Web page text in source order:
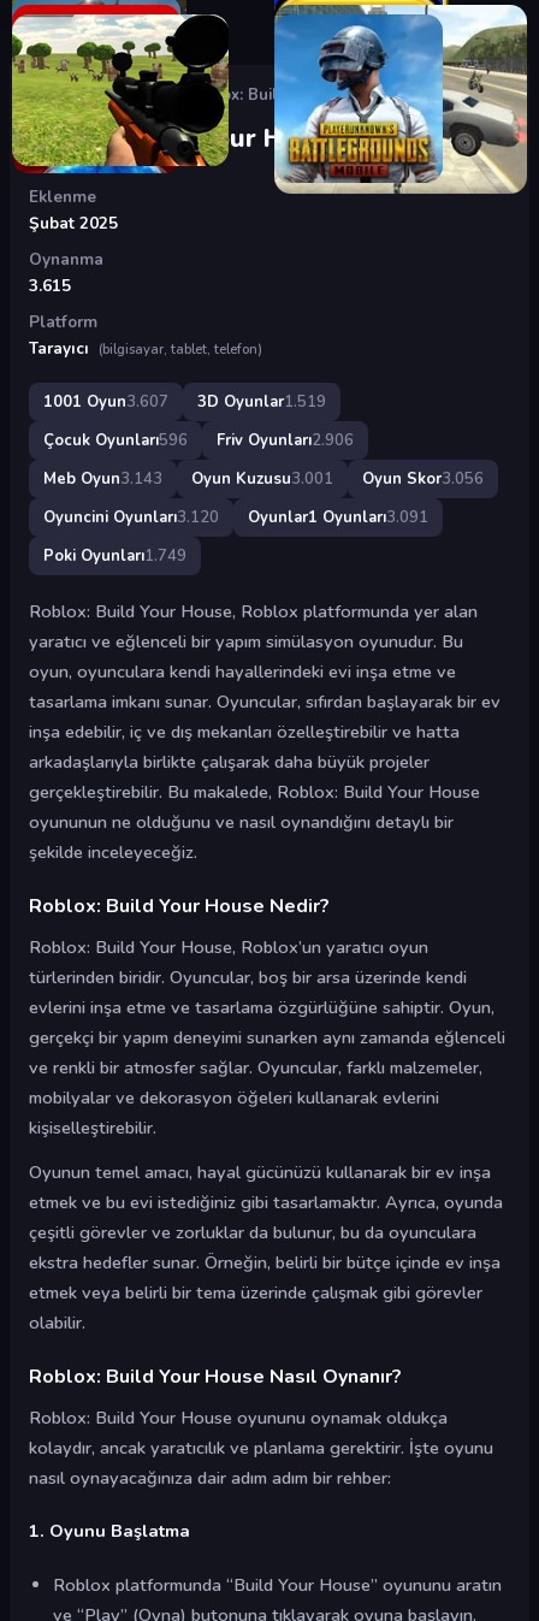
Oyunlar›3D Oyunlar Roblox: Build Your House
Roblox: Build Your House
Eklenme
Şubat 2025
Oynanma
3.615
Platform
Tarayıcı
(bilgisayar, tablet, telefon)
1001 Oyun3.607 3D Oyunlar1.519
Çocuk Oyunları596 Friv Oyunları2.906
Meb Oyun3.143 Oyun Kuzusu3.001 Oyun Skor3.056
Oyuncini Oyunları3.120 Oyunlar1 Oyunları3.091
Poki Oyunları1.749
Roblox: Build Your House, Roblox platformunda yer alan
yaratıcı ve eğlenceli bir yapım simülasyon oyunudur. Bu
oyun, oyunculara kendi hayallerindeki evi inşa etme ve
tasarlama imkanı sunar. Oyuncular, sıfırdan başlayarak bir ev
inşa edebilir, iç ve dış mekanları özelleştirebilir ve hatta
arkadaşlarıyla birlikte çalışarak daha büyük projeler
gerçekleştirebilir. Bu makalede, Roblox: Build Your House
oyununun ne olduğunu ve nasıl oynandığını detaylı bir
şekilde inceleyeceğiz.
Roblox: Build Your House Nedir?
Roblox: Build Your House, Roblox’un yaratıcı oyun
türlerinden biridir. Oyuncular, boş bir arsa üzerinde kendi
evlerini inşa etme ve tasarlama özgürlüğüne sahiptir. Oyun,
gerçekçi bir yapım deneyimi sunarken aynı zamanda eğlenceli
ve renkli bir atmosfer sağlar. Oyuncular, farklı malzemeler,
mobilyalar ve dekorasyon öğeleri kullanarak evlerini
kişiselleştirebilir.
Oyunun temel amacı, hayal gücünüzü kullanarak bir ev inşa
etmek ve bu evi istediğiniz gibi tasarlamaktır. Ayrıca, oyunda
çeşitli görevler ve zorluklar da bulunur, bu da oyunculara
ekstra hedefler sunar. Örneğin, belirli bir bütçe içinde ev inşa
etmek veya belirli bir tema üzerinde çalışmak gibi görevler
olabilir.
Roblox: Build Your House Nasıl Oynanır?
Roblox: Build Your House oyununu oynamak oldukça
kolaydır, ancak yaratıcılık ve planlama gerektirir. İşte oyunu
nasıl oynayacağınıza dair adım adım bir rehber:
1. Oyunu Başlatma
Roblox platformunda “Build Your House” oyununu aratın
ve “Play” (Oyna) butonuna tıklayarak oyuna başlayın.